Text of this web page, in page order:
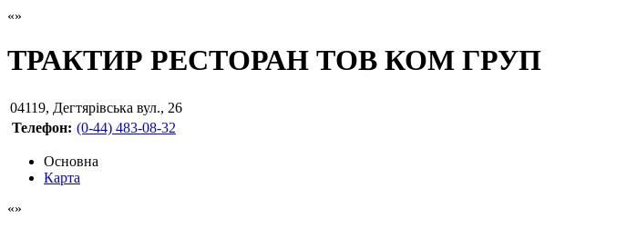
ТРАКТИР РЕСТОРАН ТОВ КОМ ГРУП
04119, Дегтярівська вул., 26
Телефон: (0-44) 483-08-32
Основна
Карта